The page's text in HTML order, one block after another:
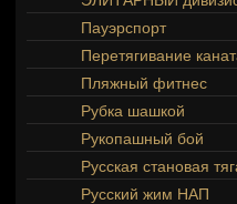
Пауэрспорт
Перетягивание
Пляжный фитнес
Рубка шашкой
Рукопашный бой
Русская становая
Русский жим НАП